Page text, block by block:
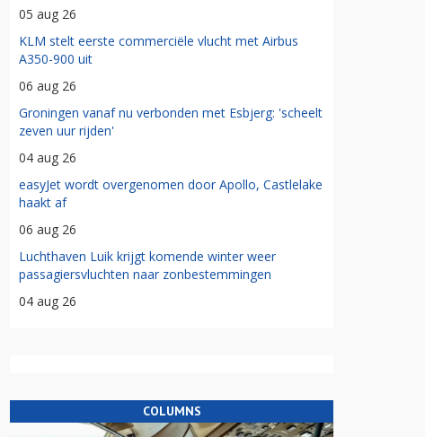
05 aug 26
KLM stelt eerste commerciële vlucht met Airbus
A350-900 uit
06 aug 26
Groningen vanaf nu verbonden met Esbjerg: 'scheelt
zeven uur rijden'
04 aug 26
easyJet wordt overgenomen door Apollo, Castlelake
haakt af
06 aug 26
Luchthaven Luik krijgt komende winter weer
passagiersvluchten naar zonbestemmingen
04 aug 26
COLUMNS